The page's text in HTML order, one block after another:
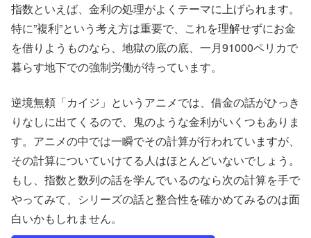
指数といえば、金利の処理がよくテーマに上げられます。
特に”複利”という考え方は重要で、これを理解せずにお金
を借りようものなら、地獄の底の底、一月91000ペリカで
暮らす地下での強制労働が待っています。
逆境無頼「カイジ」というアニメでは、借金の話がひっき
りなしに出てくるので、鬼のような金利がいくつもありま
す。アニメの中では一瞬でその計算が行われていますが、
その計算についていけてる人はほとんどいないでしょう。
もし、指数と数列の話を学んでいるのなら次の計算を手で
やってみて、シリーズの話と整合性を確かめてみるのは面
白いかもしれません。